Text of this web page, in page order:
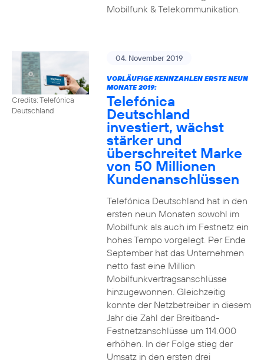
Mobilfunk & Telekommunikation.
Credits: Telefónica
Deutschland
04. November 2019
VORLÄUFIGE KENNZAHLEN ERSTE NEUN
MONATE 2019:
Telefónica
Deutschland
investiert, wächst
stärker und
überschreitet Marke
von 50 Millionen
Kundenanschlüssen
Telefónica Deutschland hat in den
ersten neun Monaten sowohl im
Mobilfunk als auch im Festnetz ein
hohes Tempo vorgelegt. Per Ende
September hat das Unternehmen
netto fast eine Million
Mobilfunkvertragsanschlüsse
hinzugewonnen. Gleichzeitig
konnte der Netzbetreiber in diesem
Jahr die Zahl der Breitband-
Festnetzanschlüsse um 114.000
erhöhen. In der Folge stieg der
Umsatz in den ersten drei